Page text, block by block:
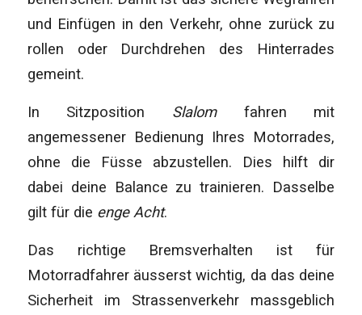
und Einfügen in den Verkehr, ohne zurück zu
rollen oder Durchdrehen des Hinterrades
gemeint.
In Sitzposition Slalomfahren mit
angemessener Bedienung Ihres Motorrades,
ohne die Füsse abzustellen. Dies hilft dir
dabei deine Balance zu trainieren. Dasselbe
gilt für die enge Acht.
Das richtige Bremsverhalten ist für
Motorradfahrer äusserst wichtig, da das deine
Sicherheit im Strassenverkehr massgeblich